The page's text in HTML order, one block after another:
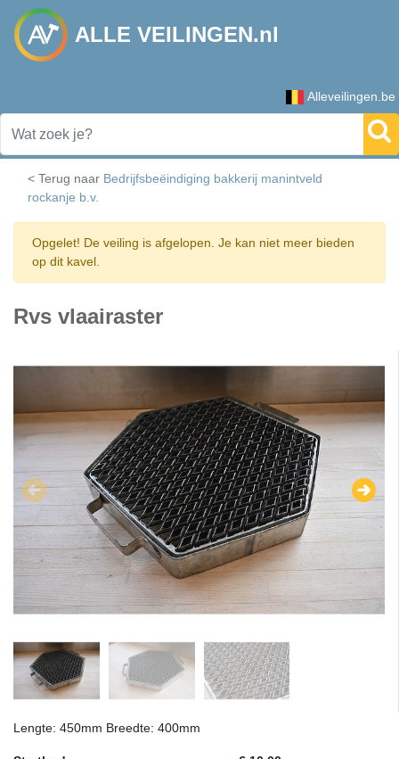
ALLE VEILINGEN.nl
Alleveilingen.be
< Terug naar Bedrijfsbeëindiging bakkerij manintveld
rockanje b.v.
Opgelet! De veiling is afgelopen. Je kan niet meer bieden
op dit kavel.
Rvs vlaairaster
Lengte: 450mm Breedte: 400mm